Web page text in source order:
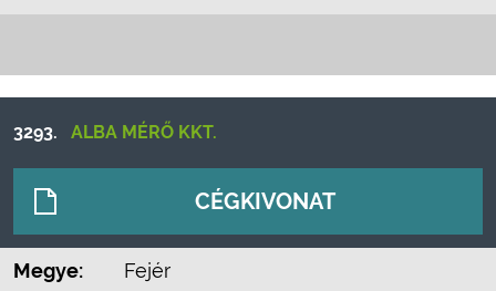
3293. ALBA MÉRŐ KKT.
CÉGKIVONAT
Megye:
Fejér